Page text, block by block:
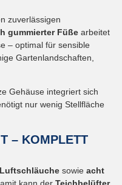
zuverlässigen
gummierter Füße arbeitet
– optimal für sensible
Gartenlandschaften,
Gehäuse integriert sich
nur wenig Stellfläche
– KOMPLETT
sowie acht